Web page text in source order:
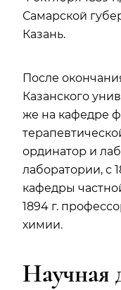
Самарской
Казань.
После
Казанского
же на кафедре
ординатор и
лаборатории, с
кафедры
1894 г.
химии.
Научная